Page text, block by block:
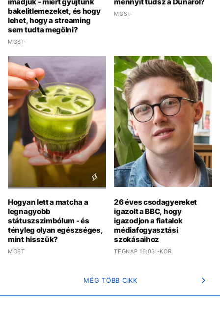
bakelitlemezeket, és hogy
lehet, hogy a streaming
sem tudta megölni?
MOST
MOST
Hogyan lett a matcha a
legnagyobb
státuszszimbólum - és
tényleg olyan egészséges,
mint hisszük?
MOST
26 éves csodagyereket
igazolt a BBC, hogy
igazodjon a fiatalok
médiafogyasztási
szokásaihoz
TEGNAP 16:03 -KOR
MÉG TÖBB CIKK